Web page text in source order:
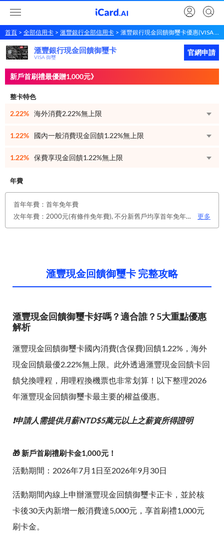
首頁 全部信用卡 滙豐銀行全部信用卡 滙豐銀行現金回饋御璽卡優惠(VISA 御璽)
滙豐銀行現金回饋御璽卡 立即申請
滙豐銀行現金回饋御璽卡
VISA 御璽
官網申請
新戶首刷禮最優贈1,000元》
整卡特色
2.22% 海外消費2.22%無上限
1.22% 國內一般消費現金回饋1.22%無上限
1.22% 保費享現金回饋1.22%無上限
年費
首年年費：首年免年費
次年年費：2000元(有條件免年費), 不分新舊戶均享首年免年費，第二年起符合以下條件享年費優惠辦法： 1.使用非紙本帳單(電子帳單或行動帳單)終身免年費。 2.前一年消費滿8 萬或 12 次享次年免年費。
更多
滙豐現金回饋御璽卡 完整攻略
滙豐現金回饋御璽卡好嗎？適合誰？5大重點優惠
解析
滙豐現金回饋御璽卡國內消費(含保費)回饋1.22%，海外
現金回饋最優2.22%無上限。此外透過滙豐現金回饋卡回
饋兌換哩程，用哩程換機票也非常划算！以下整理2026
年滙豐現金回饋御璽卡最主要的權益優惠。
❗申請人需提供月薪NTD$5萬元以上之薪資所得證明
🎁 新戶首刷禮刷卡金1,000元！
活動期間：2026年7月1日至2026年9月30日
活動期間內線上申辦滙豐現金回饋御璽卡正卡，並於核
卡後30天內新增一般消費達5,000元，享首刷禮1,000元
刷卡金。